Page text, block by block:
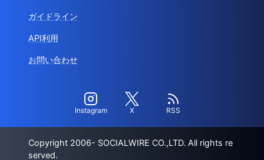
ガイドライン
API利用
お問い合わせ
Instagram X RSS
Copyright 2006- SOCIALWIRE CO.,LTD. All rights re
served.